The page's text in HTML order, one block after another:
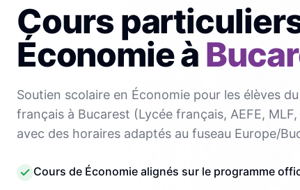
Cours
Économieà
Soutien scolaire en Économie pour les élèves
français à Bucarest (Lycée français, AEFE,
avec des horaires adaptés au fuseau Europe/
Cours de Économie alignés sur le programme